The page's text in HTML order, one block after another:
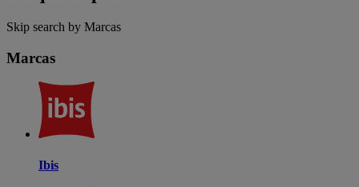
Skip search by Marcas
Marcas
Ibis